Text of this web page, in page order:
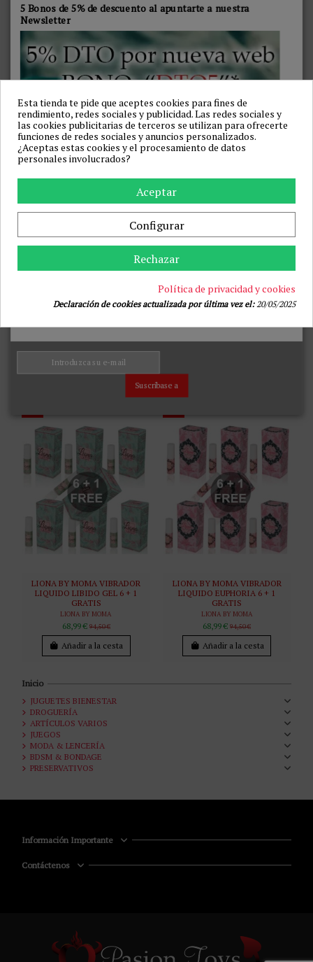
EROS-ART - GEL ONAGRA
WOMAN POTENCIADOR
ORGASMO ELLA 100 CC
EROS-ART
Añadir a la cesta
EROS-ART - ACEITE ÍNTIMO
ESTIMULANTE DE POMPEYA
FEMENINO
EROS-ART
Añadir a la cesta
-28%
1 GRATIS
63,28 €
Añadir a la cesta
LIQUIDO EXCITING GEL 6 + 1
LIONA BY MOMA VIBRADOR
LIQUIDO LIBIDO GEL 6 + 1
GRATIS
LIONA BY MOMA
68,99 € 94,50 €
Añadir a la cesta
LIONA BY MOMA VIBRADOR
LIQUIDO EUPHORIA 6 + 1
GRATIS
LIONA BY MOMA
68,99 €94,50 €
Añadir a la cesta
Inicio
JUGUETES BIENESTAR
DROGUERÍA
ARTÍCULOS VARIOS
JUEGOS
MODA & LENCERÍA
BDSM & BONDAGE
PRESERVATIVOS
Información Importante
Contáctenos
5 Bonos de 5% de descuento al apuntarte a nuestra
Newsletter
Suscríbase a
Esta tienda te pide que aceptes cookies para fines de
rendimiento, redes sociales y publicidad. Las redes sociales y
las cookies publicitarias de terceros se utilizan para ofrecerte
funciones de redes sociales y anuncios personalizados.
¿Aceptas estas cookies y el procesamiento de datos
personales involucrados?
Aceptar
Configurar
Rechazar
Política de privacidad y cookies
Declaración de cookies actualizada por última vez el:20/05/2025